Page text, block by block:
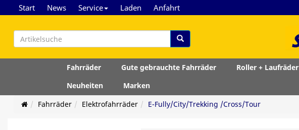
Start News Service Laden Anfahrt
Fahrräder Gute gebrauchte Fahrräder Roller + Laufräder
Neuheiten
Marken
Fahrräder
Elektrofahrräder E-Fully/City/Trekking /Cross/Tour